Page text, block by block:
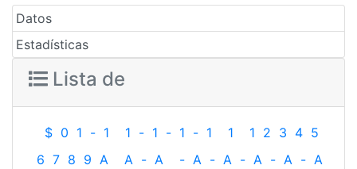
Datos
Estadísticas
Lista de
$ 0 1 - 1 1 - 1 - 1 - 1 1 1 2 3 4 5
6 7 8 9 A A - A - A - A - A - A - A